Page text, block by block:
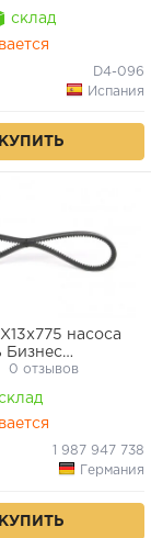
38mm)
склад
D4-096
Испания
КУПИТЬ
насоса
Бизнес
2,7 (пр-во
0 отзывов
1 987 947 738
Германия
КУПИТЬ